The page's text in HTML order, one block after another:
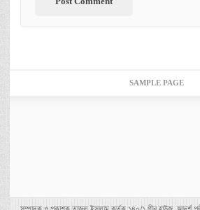
SAMPLE PAGE